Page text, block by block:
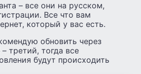
– все они на русском,
Все что вам
который у вас есть.
обновить через
третий, тогда все
будут происходить